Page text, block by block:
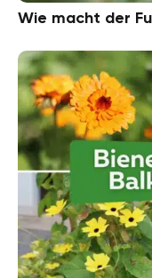
Wie macht der